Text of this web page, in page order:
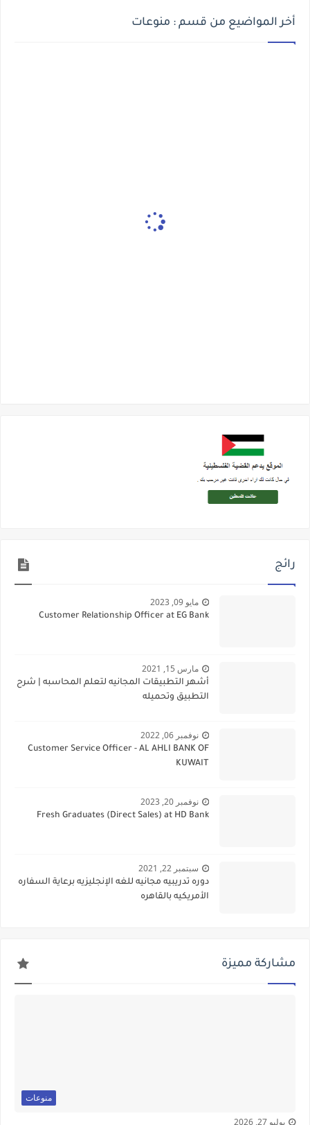
أخر المواضيع من قسم : منوعات
رائج
مايو 09, 2023
Customer Relationship Officer at EG Bank
مارس 15, 2021
أشهر التطبيقات المجانيه لتعلم المحاسبه | شرح
التطبيق وتحميله
نوفمبر 06, 2022
Customer Service Officer - AL AHLI BANK OF
KUWAIT
نوفمبر 20, 2023
Fresh Graduates (Direct Sales) at HD Bank
سبتمبر 22, 2021
دوره تدريبيه مجانيه للغه الإنجليزيه برعاية السفاره
الأمريكيه بالقاهره
مشاركة مميزة
منوعات
يوليو 27, 2026